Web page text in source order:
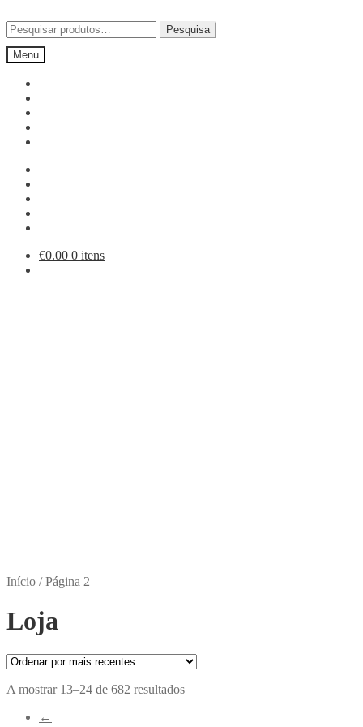
para
a
navegação
para
o
conteúdo
Pesquisar
por:
Pesquisa
Menu
€0.00 0 itens
Início /Página 2
Loja
A mostrar 13–24 de 682 resultadosOrdenado
←